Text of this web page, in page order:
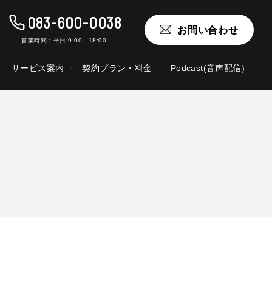
083-600-0038
営業時間： 平日 9:00 - 18:00
お問い合わせ
サービス案内 契約プラン・料金 Podcast(音声配信)